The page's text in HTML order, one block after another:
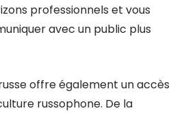
professionnels et vous
avec un public plus
offre également un accès
russophone. De la